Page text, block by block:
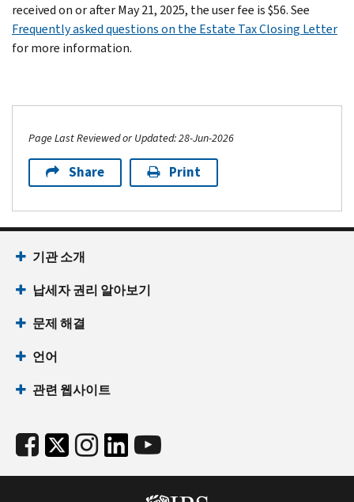
received on or after May 21, 2025, the user fee is $56. See
Frequently asked questions on the Estate Tax Closing Letter
for more information.
Page Last Reviewed or Updated: 28-Jun-2026
Share Print
기관 소개
납세자 권리 알아보기
문제 해결
언어
관련 웹사이트